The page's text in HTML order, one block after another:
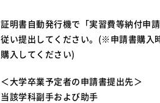
証明書自動発行機で「実習費等納付申
従い提出してください。(※申請書購入
購入してください)
＜大学卒業予定者の申請書提出先＞
当該学科副手および助手